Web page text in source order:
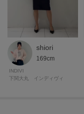
shiori
169cm
INDIVI
下関大丸 インディヴィ